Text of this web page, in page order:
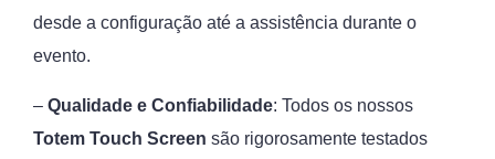
desde a configuração até a assistência durante o
evento.
– Qualidade e Confiabilidade: Todos os nossos
Totem Touch Screen são rigorosamente testados